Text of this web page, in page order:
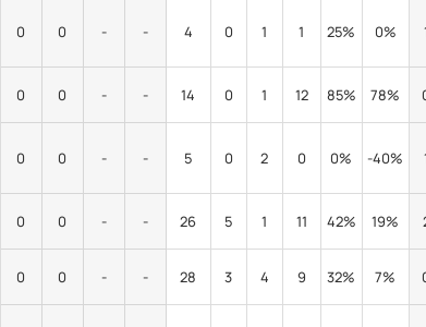
0 0 - - 4 0 1 1 25% 0%
0 0 - - 14 0 1 12 85% 78%
0 0 - - 5 0 2 0 0% -40%
0 0 - - 26 5 1 11 42% 19%
0 0 - - 28 3 4 9 32% 7%